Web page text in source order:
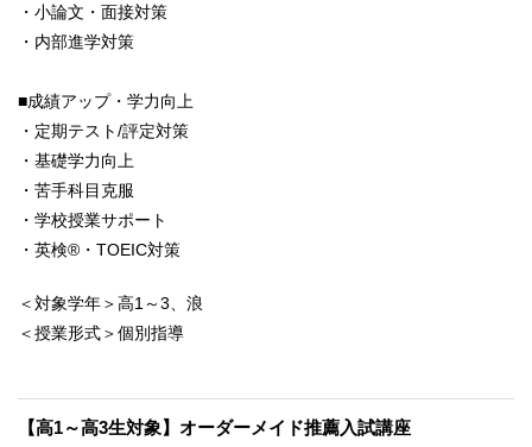
・小論文・面接対策
・内部進学対策
■成績アップ・学力向上
・定期テスト/評定対策
・基礎学力向上
・苦手科目克服
・学校授業サポート
・英検®・TOEIC対策
＜対象学年＞高1～3、浪
＜授業形式＞個別指導
【高1～高3生対象】オーダーメイド推薦入試講座